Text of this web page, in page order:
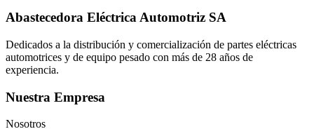
Abastecedora Eléctrica Automotriz SA
Dedicados a la distribución y comercialización de partes eléctricas
automotrices y de equipo pesado con más de 28 años de
experiencia.
Nuestra Empresa
Nosotros